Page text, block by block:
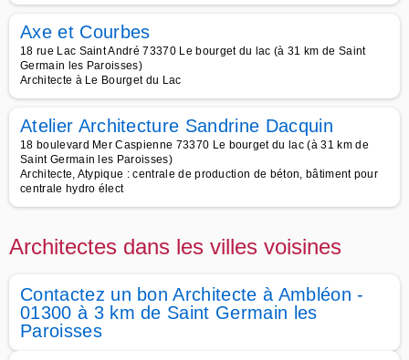
Axe et Courbes
18 rue Lac Saint André 73370 Le bourget du lac (à 31 km de Saint
Germain les Paroisses)
Architecte à Le Bourget du Lac
Atelier Architecture Sandrine Dacquin
18 boulevard Mer Caspienne 73370 Le bourget du lac (à 31 km de
Saint Germain les Paroisses)
Architecte, Atypique : centrale de production de béton, bâtiment pour
centrale hydro élect
Architectes dans les villes voisines
Contactez un bon Architecte à Ambléon -
01300 à 3 km de Saint Germain les
Paroisses